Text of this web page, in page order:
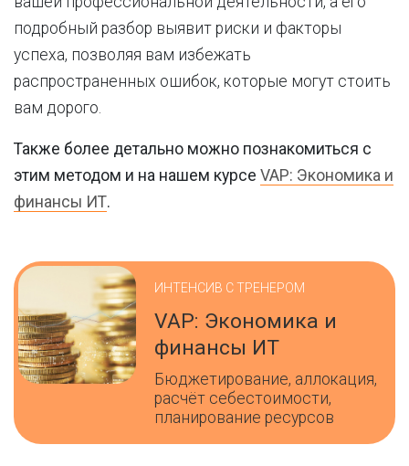
подробный разбор выявит риски и факторы
успеха, позволяя вам избежать
распространенных ошибок, которые могут стоить
вам дорого.
Также более детально можно познакомиться с
этим методом и на нашем курсе VAP: Экономика и
финансы ИТ.
ИНТЕНСИВ С ТРЕНЕРОМ
VAP: Экономика и
финансы ИТ
Бюджетирование, аллокация,
расчёт себестоимости,
планирование ресурсов